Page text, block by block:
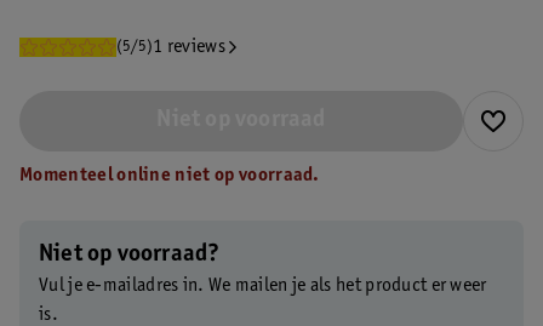
(5/5)1 reviews
Momenteel online niet op voorraad.
Niet op voorraad?
Vul je e-mailadres in. We mailen je als het product er weer
is.